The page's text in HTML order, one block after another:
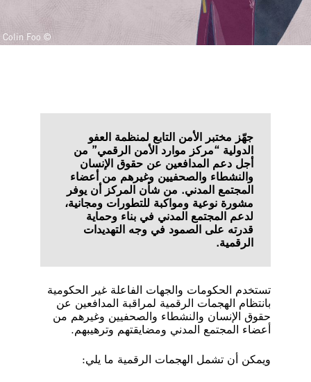
© Colin Foo
جهّز مختبر الأمن التابع لمنظمة العفو
الدولية “مركز موارد الأمن الرقمي” من
أجل دعم المدافعين عن حقوق الإنسان
والنشطاء والصحفيين وغيرهم من أعضاء
المجتمع المدني. من شأن المركز أن يوفر
مشورة نوعية ومواكبة للتطورات ومجانية،
لدعم المجتمع المدني في بناء وحماية
قدرته على الصمود في وجه التهديدات
الرقمية.
تستخدم الحكومات والجهات الفاعلة غير الحكومية
بانتظام الهجمات الرقمية لمراقبة المدافعين عن
حقوق الإنسان والنشطاء والصحفيين وغيرهم من
أعضاء المجتمع المدني ومضايقتهم وترهيبهم.
ويمكن أن تشمل الهجمات الرقمية ما يلي: